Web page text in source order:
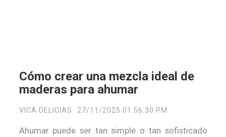
Cómo crear una mezcla ideal de
maderas para ahumar
VICA DELICIAS 27/11/2025 01:56:30 PM
Ahumar puede ser tan simple o tan sofisticado